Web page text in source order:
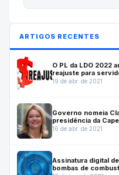
ARTIGOS RECENTES
O PL da LDO 2022
reajuste para
19 de abr. de 2021
Governo nomeia
presidência da
16 de abr. de 2021
Assinatura digital
bombas de